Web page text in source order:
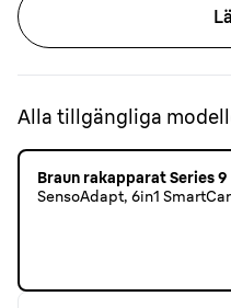
Alla tillgängliga
Braun rakapparat Series
SensoAdapt, 6in1